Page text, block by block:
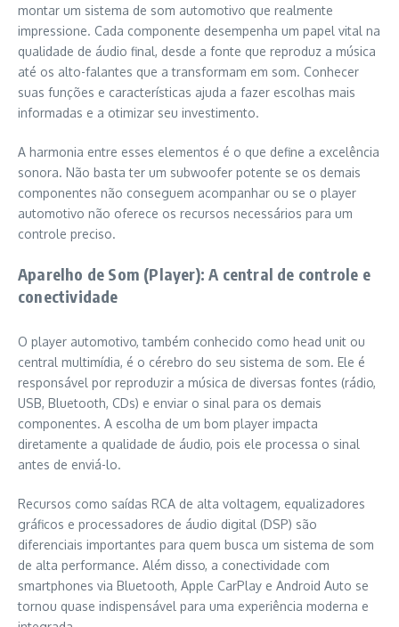
montar um sistema de som automotivo que realmente
impressione. Cada componente desempenha um papel vital na
qualidade de áudio final, desde a fonte que reproduz a música
até os alto-falantes que a transformam em som. Conhecer
suas funções e características ajuda a fazer escolhas mais
informadas e a otimizar seu investimento.
A harmonia entre esses elementos é o que define a excelência
sonora. Não basta ter um subwoofer potente se os demais
componentes não conseguem acompanhar ou se o player
automotivo não oferece os recursos necessários para um
controle preciso.
Aparelho de Som (Player): A central de controle e
conectividade
O player automotivo, também conhecido como head unit ou
central multimídia, é o cérebro do seu sistema de som. Ele é
responsável por reproduzir a música de diversas fontes (rádio,
USB, Bluetooth, CDs) e enviar o sinal para os demais
componentes. A escolha de um bom player impacta
diretamente a qualidade de áudio, pois ele processa o sinal
antes de enviá-lo.
Recursos como saídas RCA de alta voltagem, equalizadores
gráficos e processadores de áudio digital (DSP) são
diferenciais importantes para quem busca um sistema de som
de alta performance. Além disso, a conectividade com
smartphones via Bluetooth, Apple CarPlay e Android Auto se
tornou quase indispensável para uma experiência moderna e